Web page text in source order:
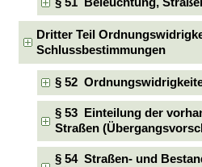
Dritter Teil
Schlussbestimmungen
§ 52
§ 53 Einteilung der
Straßen
§ 54 Straßen- und